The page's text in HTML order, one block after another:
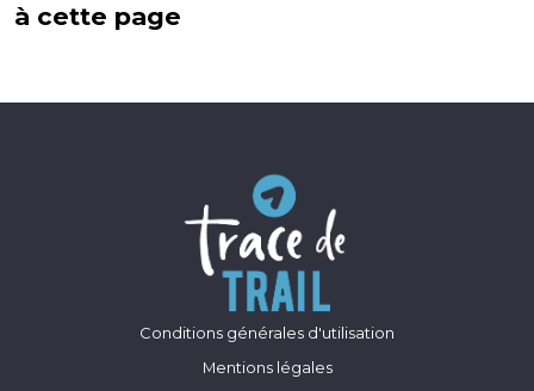
à cette page
Conditions générales d'utilisation
Mentions légales